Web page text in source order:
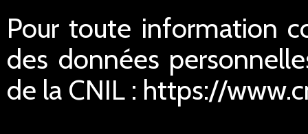
Pour toute information
des données
de la CNIL : https://